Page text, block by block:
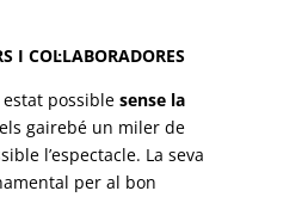
I COL·LABORADORES
possible sense la
gairebé un miler de
l’espectacle. La seva
per al bon